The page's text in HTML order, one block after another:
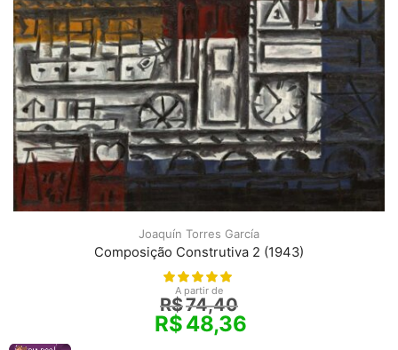
Joaquín Torres García
Composição Construtiva 2 (1943)
A partir de
R$74,40
R$48,36